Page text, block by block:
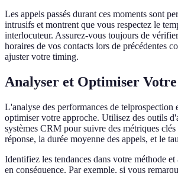
Les appels passés durant ces moments sont
intrusifs et montrent que vous respectez le
interlocuteur. Assurez-vous toujours de
horaires de vos contacts lors de précédentes
ajuster votre timing.
Analyser et Optimiser
L'analyse des performances de telprospection
optimiser votre approche. Utilisez des outils
systèmes CRM pour suivre des métriques
réponse, la durée moyenne des appels, et le
Identifiez les tendances dans votre méthode et
en conséquence. Par exemple, si vous